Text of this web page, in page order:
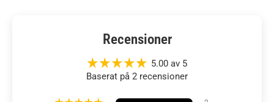
Recensioner
5.00 av 5
Baserat på 2 recensioner